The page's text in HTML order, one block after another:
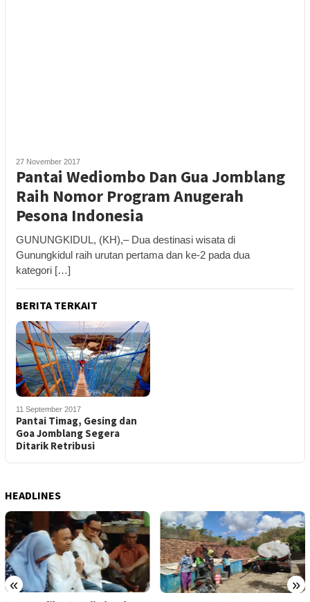
27 November 2017
Pantai Wediombo Dan Gua Jomblang
Raih Nomor Program Anugerah
Pesona Indonesia
GUNUNGKIDUL, (KH),– Dua destinasi wisata di
Gunungkidul raih urutan pertama dan ke-2 pada dua
kategori […]
BERITA TERKAIT
11 September 2017
Pantai Timag, Gesing dan
Goa Jomblang Segera
Ditarik Retribusi
HEADLINES
« »